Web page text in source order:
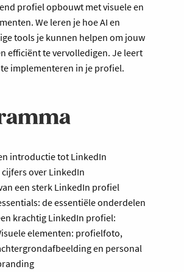
profiel opbouwt met visuele en
We leren je hoe AI en
tools je kunnen helpen om jouw
efficiënt te vervolledigen. Je leert
te implementeren in je profiel.
introductie tot LinkedIn
cijfers over LinkedIn
een sterk LinkedIn profiel
de essentiële onderdelen
krachtig LinkedIn profiel:
elementen: profielfoto,
en personal